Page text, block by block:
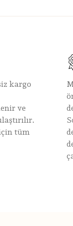
kargo
ve
tüm